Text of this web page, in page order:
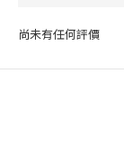
尚未有任何評價